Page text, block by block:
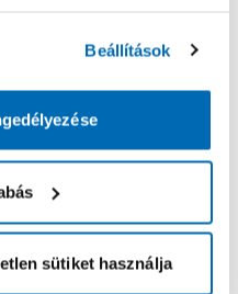
Beállítások
sütiket használja